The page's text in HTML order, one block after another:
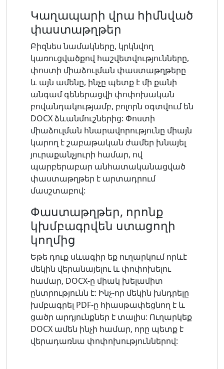
Կաղապարի վրա հիմնված
փաստաթղթեր
Բիզնես նամակները, կրկնվող
կառուցվածքով հաշվետվությունները,
փոստի միաձուլման փաստաթղթերը
և այն ամենը, ինչը պետք է մի քանի
անգամ գեներացվի փոփոխական
բովանդակությամբ, բոլորն օգտվում են
DOCX ձևանմուշներից: Փոստի
միաձուլման հնարավորությունը միայն
կարող է շաբաթական ժամեր խնայել
յուրաքանչյուրի համար, ով
պարբերաբար անհատականացված
փաստաթղթեր է արտադրում
մասշտաբով:
Փաստաթղթեր, որոնք
կխմբագրվեն ստացողի
կողմից
Եթե ​​դուք սևագիր եք ուղարկում որևէ
մեկին վերանայելու և փոփոխելու
համար, DOCX-ը միակ խելամիտ
ընտրությունն է: Ինչ-որ մեկին խնդրելը
խմբագրել PDF-ը հիասթափեցնող է և
ցածր արդյունքներ է տալիս: Ուղարկեք
DOCX ամեն ինչի համար, որը պետք է
վերադառնա փոփոխություններով: